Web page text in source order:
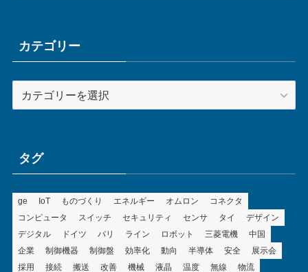
ブカテゴリー
テ
ータグ
ge IoT ものづくり エネルギー オムロン
コネクタ
コンピュータ
スイッチ セキュリティ センサ タイ
デザイン
デジタル
ドイツ バリ ライン ロボット 三菱電機
中国
企業
制御機器 制御盤 効率化 動向 半導体 安全
展示会
採用
接続 搬送 改善 機械 液晶 温度 無線 物流